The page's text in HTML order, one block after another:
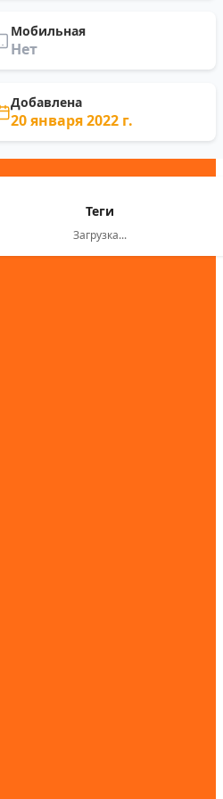
Мобильная
Нет
Добавлена
20 января 2022 г.
Теги
Загрузка...